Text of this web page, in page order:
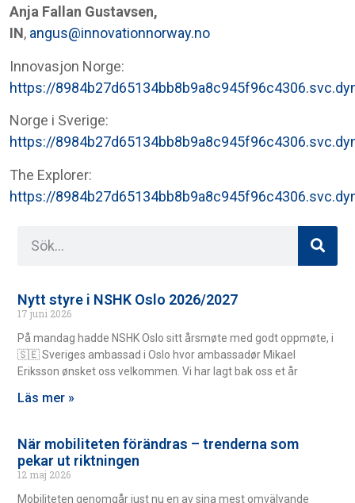
Anja Fallan Gustavsen,
IN, angus@innovationnorway.no
Innovasjon Norge:
https://
Norge i Sverige:
https://
The Explorer:
https://
Nytt styre i NSHK Oslo 2026/2027
17 juni 2026
På mandag hadde NSHK Oslo sitt årsmøte med godt oppmøte, i
🇸🇪 Sveriges ambassad i Oslo hvor ambassadør Mikael
Eriksson ønsket oss velkommen. Vi har lagt bak oss et år
Läs mer »
När mobiliteten förändras – trenderna som
pekar ut riktningen
12 maj 2026
Mobiliteten genomgår just nu en av sina mest omvälvande